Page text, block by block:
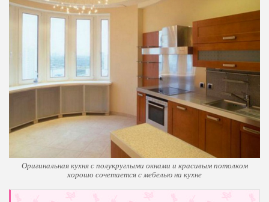
Оригинальная кухня с полукруглыми окнами и красивым потолком
хорошо сочетается с мебелью на кухне